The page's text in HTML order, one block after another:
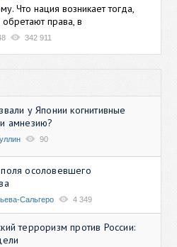
Что нация возникает тогда,
права, в
342 911
у Японии когнитивные
амнезию?
90
осоловевшего
Сальгеро 4 349
терроризм против России: